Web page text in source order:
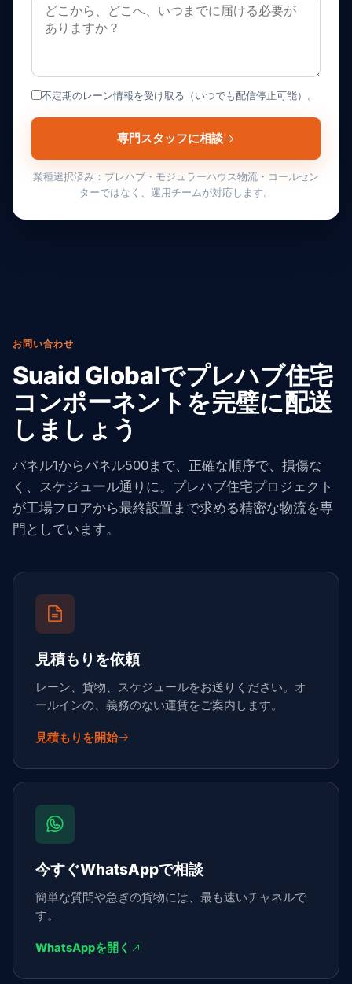
不定期のレーン情報を受け取る（いつでも配信停止可能）。
専門スタッフに相談
業種選択済み：プレハブ・モジュラーハウス物流・コールセン
ターではなく、運用チームが対応します。
お問い合わせ
Suaid Globalでプレハブ住宅
コンポーネントを完璧に配送
しましょう
パネル1からパネル500まで、正確な順序で、損傷な
く、スケジュール通りに。プレハブ住宅プロジェクト
が工場フロアから最終設置まで求める精密な物流を専
門としています。
見積もりを依頼
レーン、貨物、スケジュールをお送りください。オ
ールインの、義務のない運賃をご案内します。
見積もりを開始
今すぐWhatsAppで相談
簡単な質問や急ぎの貨物には、最も速いチャネルで
す。
WhatsAppを開く